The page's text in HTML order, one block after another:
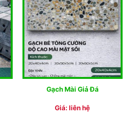
Gạch Mài Giả Đá
Giá: liên hệ